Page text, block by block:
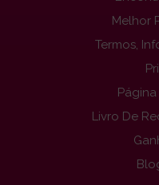
Melhor
Termos,
Livro De